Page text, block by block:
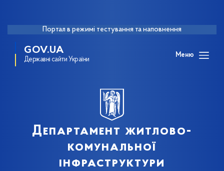
Портал в режимі тестування та наповнення
GOV.UA
Державні сайти України
Меню
Департамент житлово-
комунальної
інфраструктури